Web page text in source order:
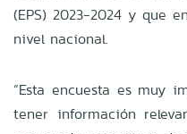
(EPS) 2023-2024 y que
nivel nacional.
“Esta encuesta es muy
tener información